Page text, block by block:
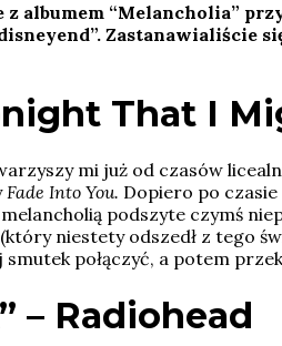
z albumem “Melancholia”
That I
mi już od czasów
Fade Into You. Dopiero po
podszyte czymś
(który niestety odszedł z tego
połączyć, a potem
– Radiohead